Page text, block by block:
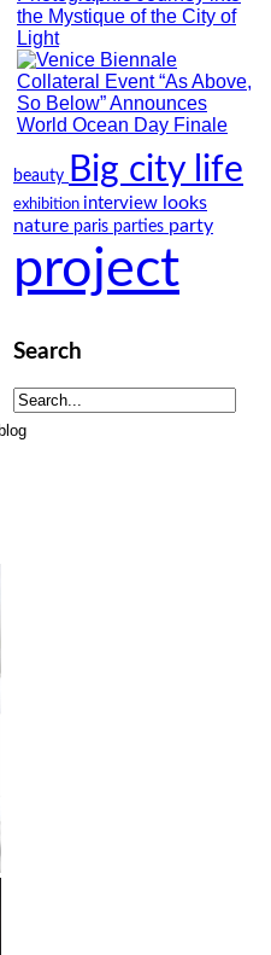
beauty Big city life
exhibition interview looks
nature paris parties party
project
Search